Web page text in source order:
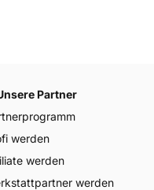
Partner
werden
werden
werden